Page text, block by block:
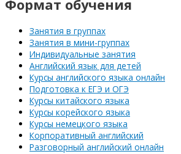
Формат обучения
Занятия в группах
Занятия в мини-группах
Индивидуальные занятия
Английский язык для детей
Курсы английского языка онлайн
Подготовка к ЕГЭ и ОГЭ
Курсы китайского языка
Курсы корейского языка
Курсы немецкого языка
Корпоративный английский
Разговорный английский онлайн